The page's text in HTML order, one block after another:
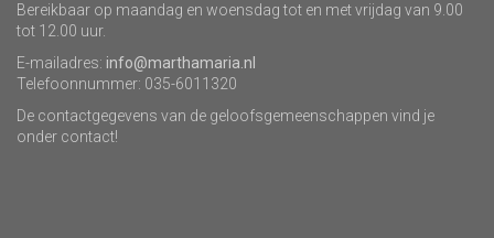
Bereikbaar op maandag en woensdag tot en met vrijdag van 9.00
tot 12.00 uur.
E-mailadres: info@marthamaria.nl
Telefoonnummer: 035-6011320
De contactgegevens van de geloofsgemeenschappen vind je
onder contact!